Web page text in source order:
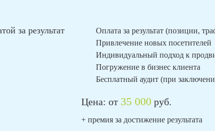
Оплата за результат (позиции,
Привлечение новых посетителей
Индивидуальный подход к
Погружение в бизнес клиента
Бесплатный аудит (при
Цена: от 35 000 руб.
+ премия за достижение результата